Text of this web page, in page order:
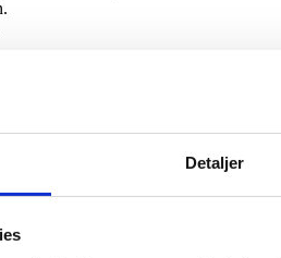
Detaljer
og gør det tydeligt, hvem der
for at vurdere både risiko og
skriftligt.
fx forbrug og fællesudgifter.
i dispositionsperioden.